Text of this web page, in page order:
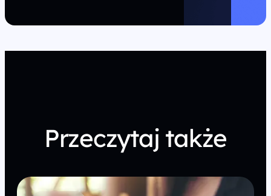
Przeczytaj także